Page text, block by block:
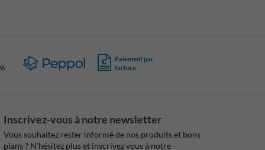
Paiement par
facture
Inscrivez-vous à notre newsletter
Vous souhaitez rester informé de nos produits et bons
plans ? N'hésitez plus et inscrivez vous à notre